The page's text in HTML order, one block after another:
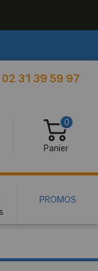
02 31 39 59 97
0
Panier
PROMOS